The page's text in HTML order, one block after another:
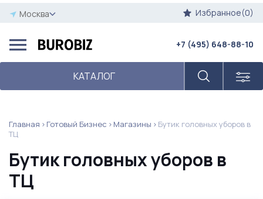
Москва Избранное(0)
КАТАЛОГ
+7 (495) 648-88-10
Главная Готовый Бизнес Магазины
Бутик головных уборов в
ТЦ
Бутик головных уборов в
ТЦ